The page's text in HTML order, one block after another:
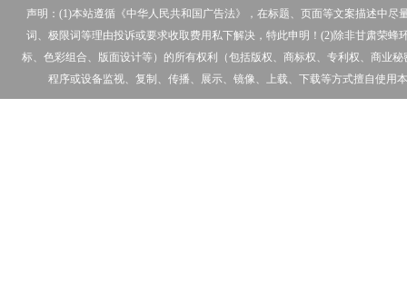
声明：(1)本站遵循《中华人民共和国广告法》，在标题、页面等文案描述中
词、极限词等理由投诉或要求收取费用私下解决，特此申明！(2)除非甘肃荣
标、色彩组合、版面设计等）的所有权利（包括版权、商标权、专利权、商业
程序或设备监视、复制、传播、展示、镜像、上载、下载等方式擅自使